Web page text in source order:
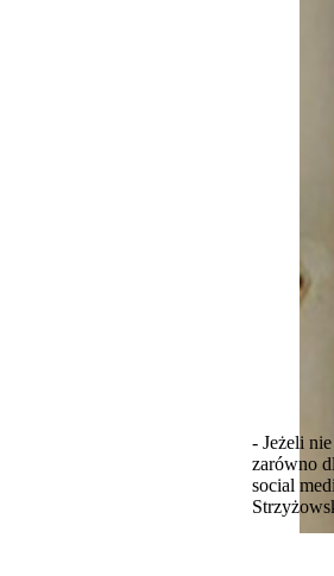
- Jeżeli
zarówno
social